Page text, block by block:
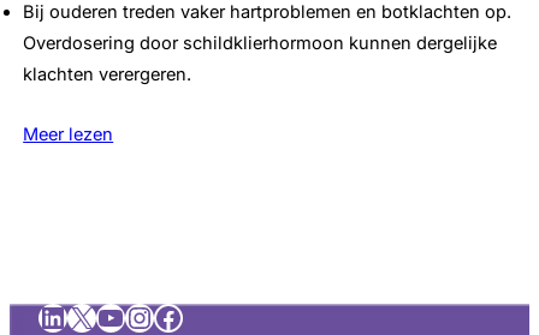
Bij ouderen treden vaker hartproblemen en botklachten op.
Overdosering door schildklierhormoon kunnen dergelijke
klachten verergeren.
Meer lezen
LinkedIn
X YouTube
Instagram
Facebook